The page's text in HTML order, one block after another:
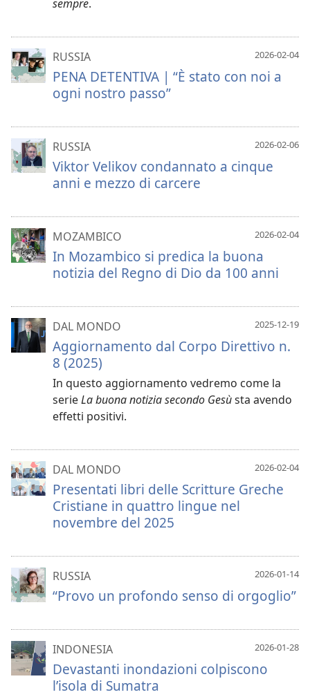
sempre.
2026-02-04
RUSSIA
PENA DETENTIVA | “È stato con noi a
ogni nostro passo”
2026-02-06
RUSSIA
Viktor Velikov condannato a cinque
anni e mezzo di carcere
2026-02-04
MOZAMBICO
In Mozambico si predica la buona
notizia del Regno di Dio da 100 anni
2025-12-19
DAL MONDO
Aggiornamento dal Corpo Direttivo n.
8 (2025)
In questo aggiornamento vedremo come la
serieLa buona notizia secondo Gesùsta avendo
effetti positivi.
2026-02-04
DAL MONDO
Presentati libri delle Scritture Greche
Cristiane in quattro lingue nel
novembre del 2025
2026-01-14
RUSSIA
“Provo un profondo senso di orgoglio”
2026-01-28
INDONESIA
Devastanti inondazioni colpiscono
l’isola di Sumatra